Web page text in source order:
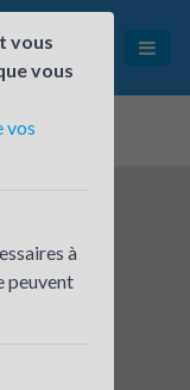
vous
vous
vos
à
peuvent